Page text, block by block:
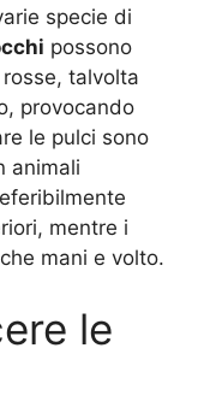
specie di
possono
talvolta
provocando
le pulci sono
animali
mentre i
mani e volto.
le